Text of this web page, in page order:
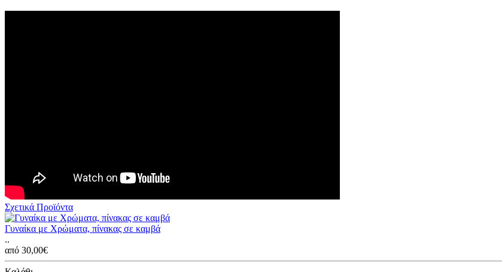
Σχετικά Προϊόντα
Γυναίκα με Χρώματα, πίνακας σε καμβά
..
από 30,00€